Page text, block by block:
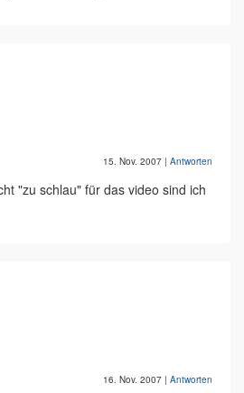
15. Nov. 2007 | Antworten
"zu schlau" für das video sind ich
16. Nov. 2007 | Antworten